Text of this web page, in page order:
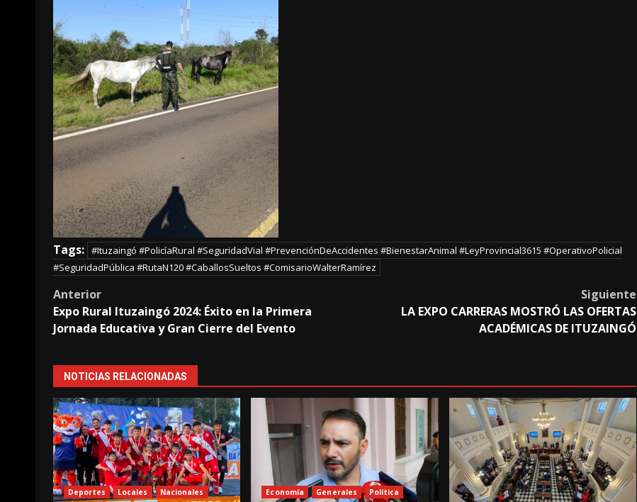
Tags: #Ituzaingó #PolicíaRural #SeguridadVial #PrevenciónDeAccidentes #BienestarAnimal #LeyProvincial3615 #OperativoPolicial
#SeguridadPública #RutaN120 #CaballosSueltos #ComisarioWalterRamírez
Post
navigation
Anterior
Expo Rural Ituzaingó 2024: Éxito en la Primera
Jornada Educativa y Gran Cierre del Evento
Siguiente
LA EXPO CARRERAS MOSTRÓ LAS OFERTAS
ACADÉMICAS DE ITUZAINGÓ
NOTICIAS RELACIONADAS
Deportes Locales
Nacionales
Economía Generales
Política